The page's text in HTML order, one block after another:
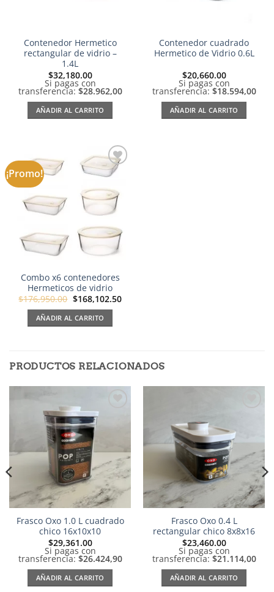
Contenedor Hermetico
rectangular de vidrio –
1.4L
$32,180.00
Si pagas con
transferencia: $28.962,00
AÑADIR AL CARRITO
Contenedor cuadrado
Hermetico de Vidrio 0.6L
$20,660.00
Si pagas con
transferencia: $18.594,00
AÑADIR AL CARRITO
¡Promo!
Añadir
lista de
deseos
Combo x6 contenedores
Hermeticos de vidrio
$176,950.00 El
precio
original
era:
$176,950.00.
$168,102.50El
AÑADIR AL CARRITO
PRODUCTOS RELACIONADOS
Frasco Oxo 1.0 L cuadrado
chico 16x10x10
$29,361.00
Si pagas con
transferencia: $26.424,90
AÑADIR AL CARRITO
lista de
deseos
Frasco Oxo 0.4 L
rectangular chico 8x8x16
$23,460.00
Si pagas con
transferencia: $21.114,00
AÑADIR AL CARRITO